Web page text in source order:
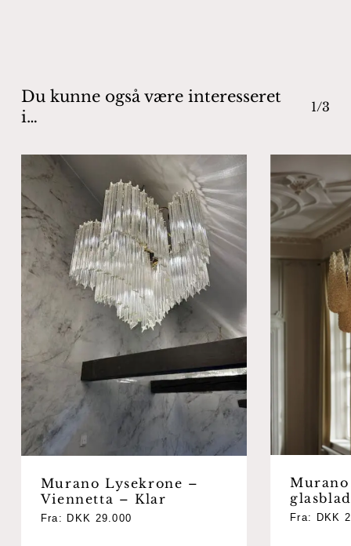
Du kunne også være interesseret
i…
1/3
Murano Lysekrone –
Viennetta – Klar
Fra: DKK 29.000 Fra: DKK